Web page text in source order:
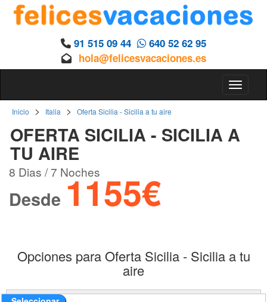
91 515 09 44
640 52 62 95
hola@felicesvacaciones.es
Inicio > Italia > Oferta Sicilia - Sicilia a tu aire
OFERTA SICILIA - SICILIA A
TU AIRE
8 Dias / 7 Noches
Desde 1155€
Opciones para Oferta Sicilia - Sicilia a tu
aire